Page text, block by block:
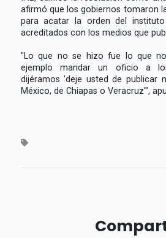
afirmó que los gobiernos tomaron
para acatar la orden del
acreditados con los medios que
"Lo que no se hizo fue lo que
ejemplo mandar un oficio a
dijéramos 'deje usted de publicar
México, de Chiapas o Veracruz'",